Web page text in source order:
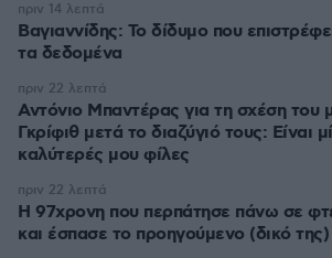
Βαγιαννίδης: Το δίδυμο που
τα δεδομένα
πριν 14 λεπτά
Αντόνιο Μπαντέρας για τη σχέση του
Γκρίφιθ μετά το διαζύγιό τους: Είναι
καλύτερές μου φίλες
πριν 22 λεπτά
Η 97χρονη που περπάτησε πάνω σε
και έσπασε το προηγούμενο (δικό
πριν 22 λεπτά